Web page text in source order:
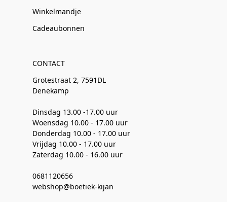
Winkelmandje
Cadeaubonnen
CONTACT
Grotestraat 2, 7591DL
Denekamp
Dinsdag 13.00 -17.00 uur
Woensdag 10.00 - 17.00 uur
Donderdag 10.00 - 17.00 uur
Vrijdag 10.00 - 17.00 uur
Zaterdag 10.00 - 16.00 uur
0681120656
webshop@boetiek-kijan